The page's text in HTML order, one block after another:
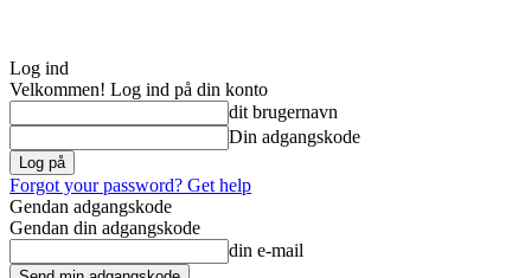
Log ind
Velkommen! Log ind på din konto
dit brugernavn
Din adgangskode
Forgot your password? Get help
Gendan adgangskode
Gendan din adgangskode
din e-mail